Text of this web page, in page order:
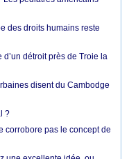
des droits humains reste
détroit près de Troie la
disent du Cambodge
?
corrobore pas le concept de